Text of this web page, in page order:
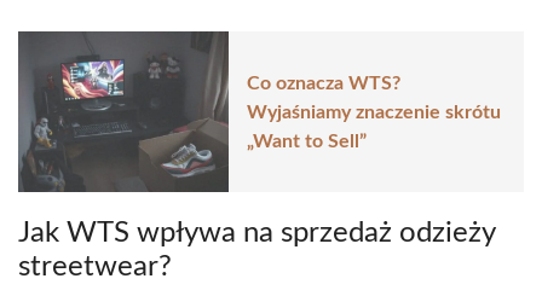
Co oznacza WTS?
Wyjaśniamy znaczenie skrótu
„Want to Sell”
Jak WTS wpływa na sprzedaż odzieży
streetwear?